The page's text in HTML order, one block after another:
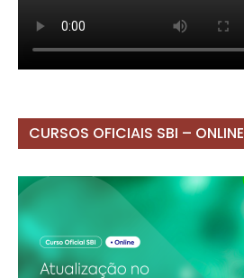
CURSOS OFICIAIS SBI – ONLINE